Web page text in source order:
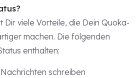
Dir viele Vorteile, die Dein Quoka-
machen. Die folgenden
enthalten:
schreiben